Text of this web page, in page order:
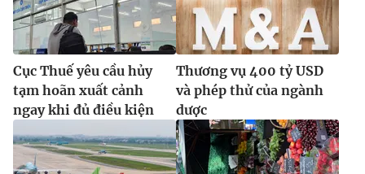
Ðiện thoại Thời báo VTV:
024.66 897 897
Email:
toasoan@vtv.vn
Liên hệ quảng cáo:024-7300.7108
Cục Thuế yêu cầu hủy
tạm hoãn xuất cảnh
ngay khi đủ điều kiện
Thương vụ 400 tỷ USD
và phép thử của ngành
dược